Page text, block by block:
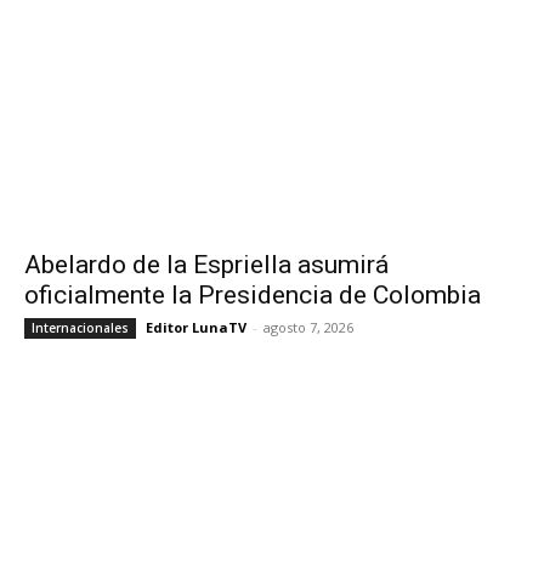
Abelardo de la Espriella asumirá
oficialmente la Presidencia de Colombia
Internacionales Editor LunaTV - agosto 7, 2026